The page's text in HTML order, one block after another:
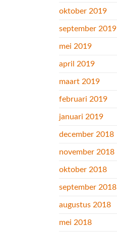
oktober 2019
september 2019
mei 2019
april 2019
maart 2019
februari 2019
januari 2019
december 2018
november 2018
oktober 2018
september 2018
augustus 2018
mei 2018